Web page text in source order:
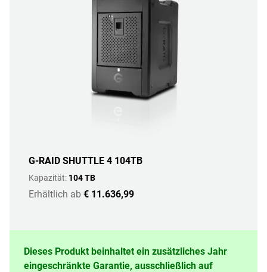
G-RAID SHUTTLE 4 104TB
Kapazität: 104 TB
Erhältlich ab € 11.636,99
Dieses Produkt beinhaltet ein zusätzliches Jahr
eingeschränkte Garantie, ausschließlich auf